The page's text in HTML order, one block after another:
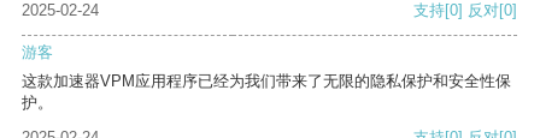
2025-02-24 支持[0] 反对[0]
游客
这款加速器VPM应用程序已经为我们带来了无限的隐私保护和安全性保
护。